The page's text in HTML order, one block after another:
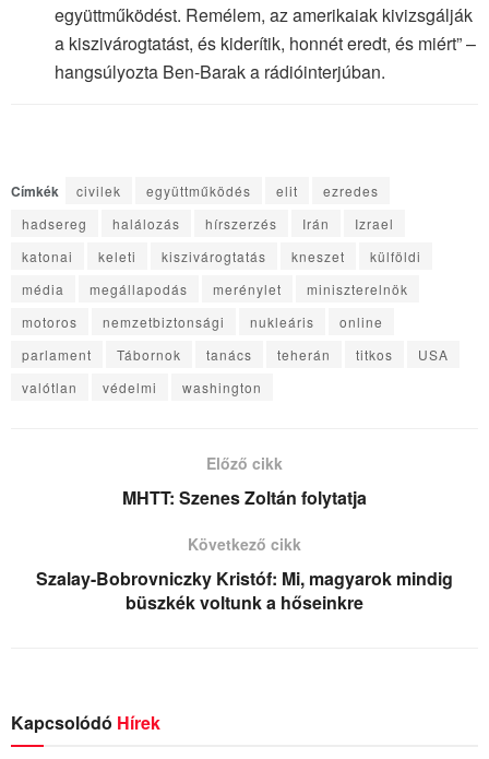
együttműködést. Remélem, az amerikaiak kivizsgálják
a kiszivárogtatást, és kiderítik, honnét eredt, és miért” –
hangsúlyozta Ben-Barak a rádióinterjúban.
Címkék civilek együttműködés elit
ezredes
hadsereg
halálozás hírszerzés Irán
Izrael
katonai
keleti kiszivárogtatás kneszet
külföldi
média
megállapodás merénylet
miniszterelnök
motoros
nemzetbiztonsági nukleáris
online
parlament
Tábornok tanács teherán titkos
USA
valótlan
védelmi washington
Előző cikk
MHTT: Szenes Zoltán folytatja
Következő cikk
Szalay-Bobrovniczky Kristóf: Mi, magyarok mindig
büszkék voltunk a hőseinkre
Kapcsolódó Hírek